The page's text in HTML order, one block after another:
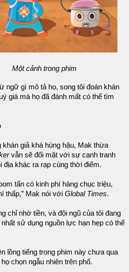
Một cảnh trong phim
ngữ gì mô tả họ, song tôi đoán khán
giá mà họ đã đánh mất có thể tìm
giả khá hùng hậu, Mak thừa
vẫn sẽ đối mặt với sự cạnh tranh
địa khác ra rạp cùng thời điểm.
tấn có kinh phí hàng chục triệu,
thấp,” Mak nói với Global Times.
chỉ nhờ tiền, và đội ngũ của tôi đang
sử dụng nguồn lực hạn hẹp có thể
lồng tiếng trong phim này chưa qua
chọn ngẫu nhiên trên phố.